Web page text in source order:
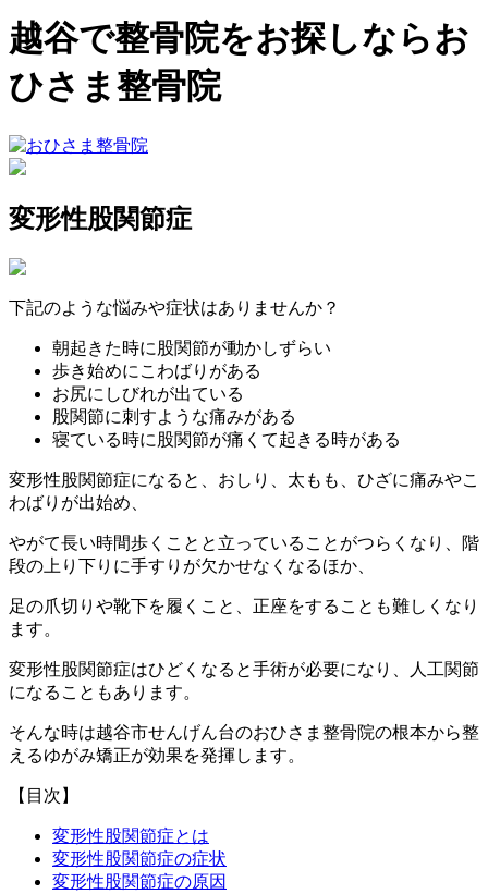
越谷で整骨院をお探しならお
ひさま整骨院
変形性股関節症
下記のような悩みや症状はありませんか？
朝起きた時に股関節が動かしずらい
歩き始めにこわばりがある
お尻にしびれが出ている
股関節に刺すような痛みがある
寝ている時に股関節が痛くて起きる時がある
変形性股関節症になると、おしり、太もも、ひざに痛みやこ
わばりが出始め、
やがて長い時間歩くことと立っていることがつらくなり、階
段の上り下りに手すりが欠かせなくなるほか、
足の爪切りや靴下を履くこと、正座をすることも難しくなり
ます。
変形性股関節症はひどくなると手術が必要になり、人工関節
になることもあります。
そんな時は越谷市せんげん台のおひさま整骨院の根本から整
えるゆがみ矯正が効果を発揮します。
【目次】
変形性股関節症とは
変形性股関節症の症状
変形性股関節症の原因